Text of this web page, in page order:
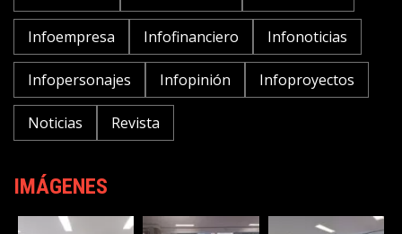
Infoempresa Infofinanciero Infonoticias
Infopersonajes Infopinión Infoproyectos
Noticias Revista
IMÁGENES